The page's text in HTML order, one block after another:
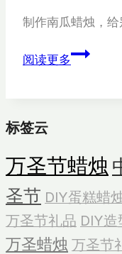
制作南瓜蜡烛，
阅读更多DIY
烛
标签云
万圣节蜡烛
圣节 DIY蛋糕蜡
万圣节礼品 DIY造
万圣蜡烛 万圣节